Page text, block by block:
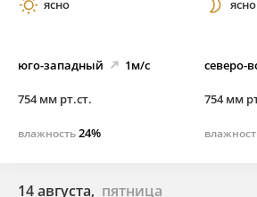
ясно
юго-западный 1м/с
754 мм рт.ст.
влажность24%
ясно
северо-
754 мм
14 августа, пятница